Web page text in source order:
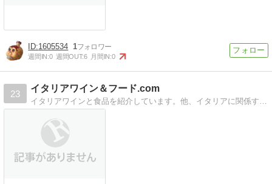
1605534 1
週間IN:0 週間OUT:6 月間IN:0
23
イタリアワイン＆フード.com